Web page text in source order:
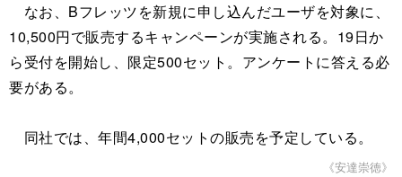
なお、Bフレッツを新規に申し込んだユーザを対象に、
10,500円で販売するキャンペーンが実施される。19日か
ら受付を開始し、限定500セット。アンケートに答える必
要がある。
同社では、年間4,000セットの販売を予定している。
《安達崇徳》